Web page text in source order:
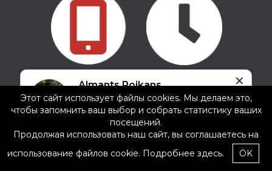
Copyright © 2016 - 2026, SIA Corelem Group
Сайт разработан WEBstyle.lv
Almants Poikans
5/5
11.04.2025
Ļoti atsaucīgi pārdevēji, prece pieejama uzreiz,
✕
Этот сайт использует файлы cookies. Мы делаем это,
чтобы запомнить ваш выбор и собрать статистику ваших
посещений.
Продолжая использовать наш сайт, вы соглашаетесь на
использование файлов cookie. Подробнее здесь. OK